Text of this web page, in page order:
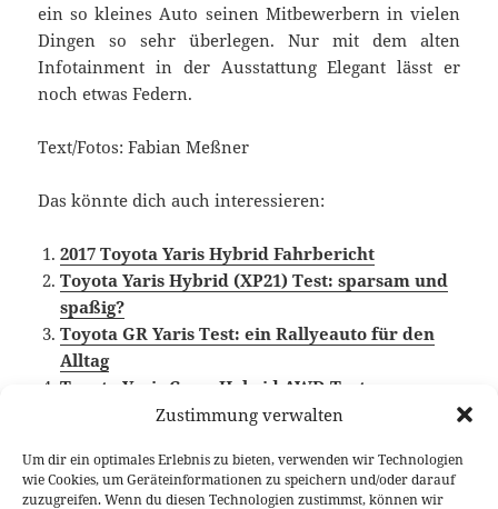
Zustimmung verwalten
Um dir ein optimales Erlebnis zu bieten, verwenden wir Technologien
wie Cookies, um Geräteinformationen zu speichern und/oder darauf
zuzugreifen. Wenn du diesen Technologien zustimmst, können wir
ein so kleines Auto seinen Mitbewerbern in vielen
Dingen so sehr überlegen. Nur mit dem alten
Infotainment in der Ausstattung Elegant lässt er
noch etwas Federn.
Text/Fotos: Fabian Meßner
Das könnte dich auch interessieren:
2017 Toyota Yaris Hybrid Fahrbericht
Toyota Yaris Hybrid (XP21) Test: sparsam und
spaßig?
Toyota GR Yaris Test: ein Rallyeauto für den
Alltag
Toyota Yaris Cross Hybrid AWD Test
Veröffentlicht
15. Dezember 2021 Autor
Fabian Meßner Kategorien
Fahrberichte